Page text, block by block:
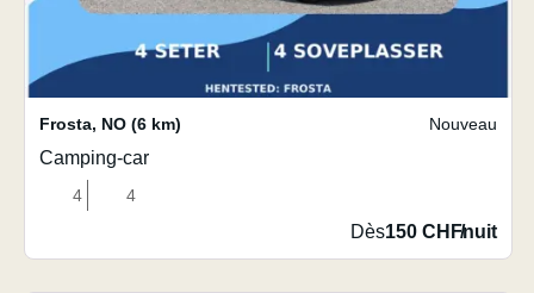
Frosta, NO (6 km) Nouveau
Camping-car
4 4
Dès150 CHF/nuit